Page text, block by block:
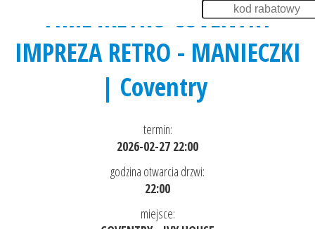
TIME4RETRO COVENTRY
IMPREZA RETRO - MANIECZKI
| Coventry
termin:
2026-02-27 22:00
godzina otwarcia drzwi:
22:00
miejsce: